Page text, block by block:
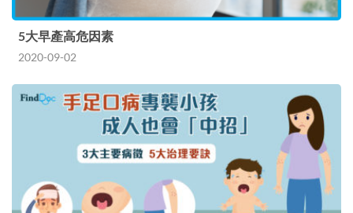
5大早產高危因素
2020-09-02